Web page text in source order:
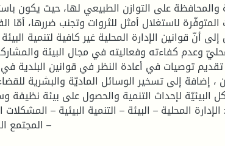
والمحافظة على التوازن الطبيعي لها، حيث يكون
المتوفّرة لاستغلال أمثل للثروات وتجنب ضررها، أمّا
أنّ قوانين الإدارة المحلية غير كافية لتنمية
وعدم كفاءته وفعاليته في مجال البيئة
توصيات في أعادة النظر في قوانين البلدية
، إضافة إلى تسخير الوسائل الماديّة والبشرية
البيئيّة لإحداث التنمية والحصول على بيئة نظيفة
المحلية – البيئة – التنمية البيئية – المشكلات
– المجتمع